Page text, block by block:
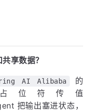
享数据？
AI Alibaba 的
位符传值
把输出塞进状态，